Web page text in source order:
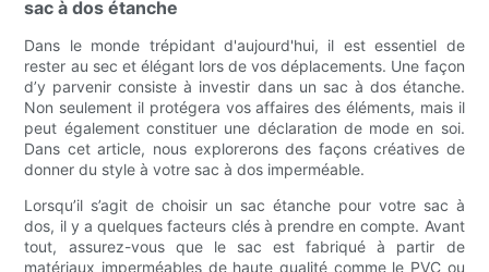
sac à dos étanche
Dans le monde trépidant d'aujourd'hui, il est essentiel de
rester au sec et élégant lors de vos déplacements. Une façon
d’y parvenir consiste à investir dans un sac à dos étanche.
Non seulement il protégera vos affaires des éléments, mais il
peut également constituer une déclaration de mode en soi.
Dans cet article, nous explorerons des façons créatives de
donner du style à votre sac à dos imperméable.
Lorsqu’il s’agit de choisir un sac étanche pour votre sac à
dos, il y a quelques facteurs clés à prendre en compte. Avant
tout, assurez-vous que le sac est fabriqué à partir de
matériaux imperméables de haute qualité comme le PVC ou